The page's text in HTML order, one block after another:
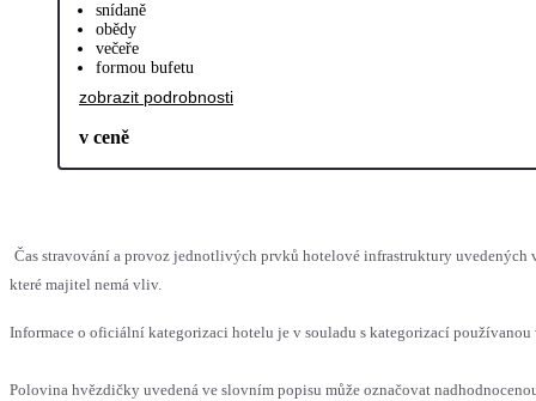
snídaně
obědy
večeře
formou bufetu
zobrazit podrobnosti
v ceně
Čas stravování a provoz jednotlivých prvků hotelové infrastruktury uvedených
které majitel nemá vliv.
Informace o oficiální kategorizaci hotelu je v souladu s kategorizací
Polovina hvězdičky uvedená ve slovním popisu může označovat